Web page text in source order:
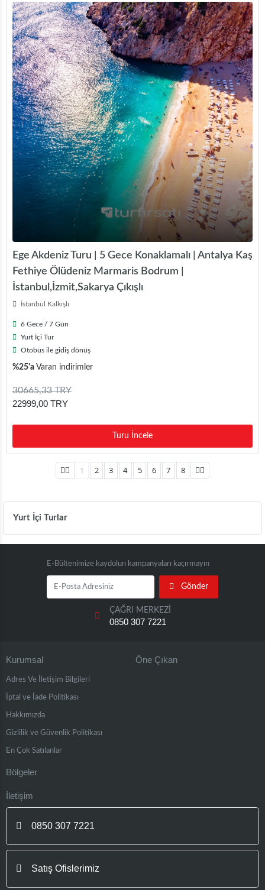
Ege Akdeniz Turu | 5 Gece Konaklamalı | Antalya Kaş
Fethiye Ölüdeniz Marmaris Bodrum |
İstanbul,İzmit,Sakarya Çıkışlı
İstanbul Kalkışlı
6 Gece / 7 Gün
Yurt İçi Tur
Otobüs ile gidiş dönüş
%25'a Varan indirimler
30665,33 TRY
22999,00 TRY
Turu İncele
1 2 3 4 5 6 7 8
Yurt İçi Turlar
E-Bültenimize kaydolun kampanyaları kaçırmayın
Gönder
ÇAĞRI MERKEZİ
0850 307 7221
Kurumsal
Adres Ve İletişim Bilgileri
İptal ve İade Politikası
Hakkımızda
Gizlilik ve Güvenlik Politikası
En Çok Satılanlar
Öne Çıkan
Bölgeler
İletişim
0850 307 7221
Satış Ofislerimiz